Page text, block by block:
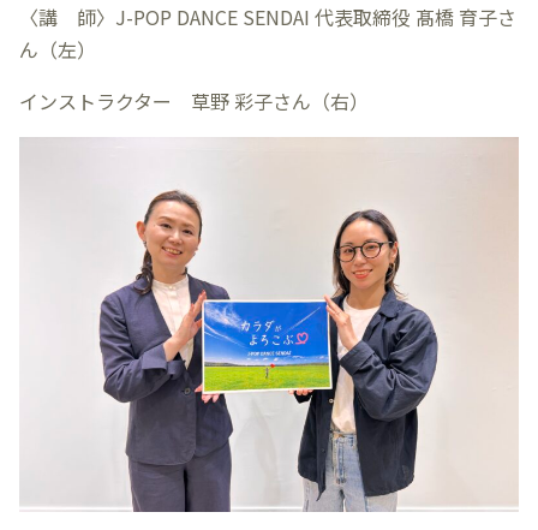
〈講 師〉J-POP DANCE SENDAI 代表取締役 髙橋 育子さ
ん（左）
インストラクター 草野 彩子さん（右）